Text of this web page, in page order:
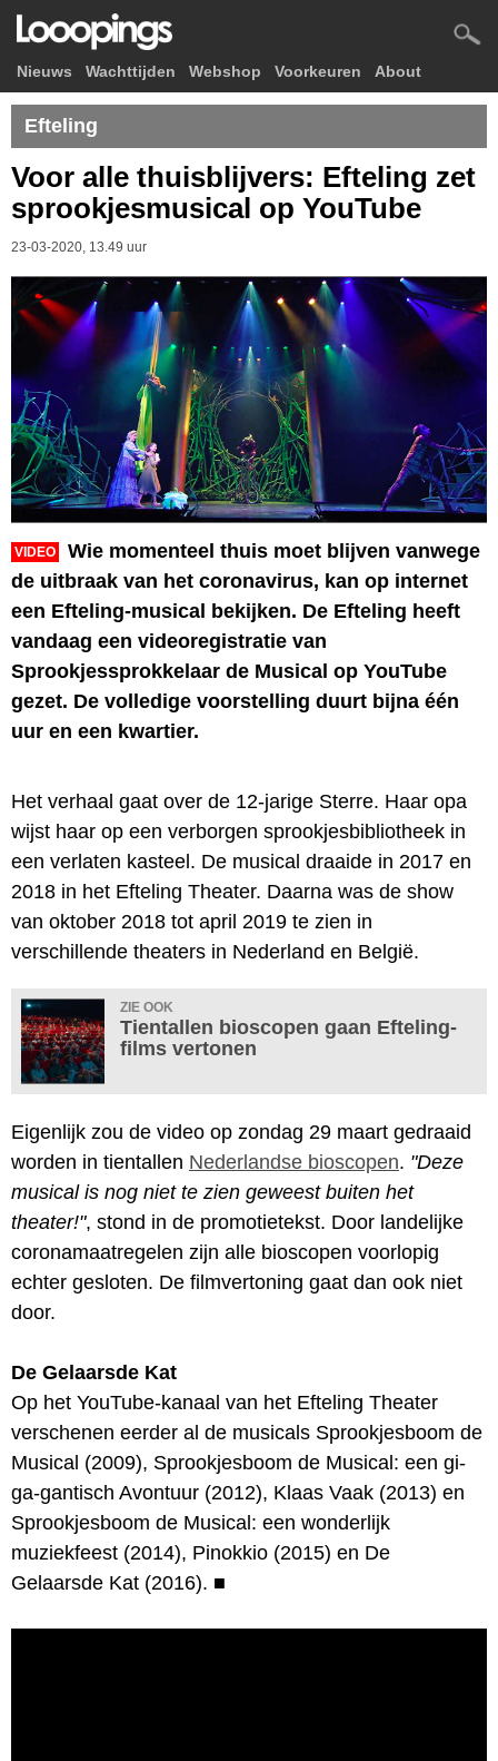
Nieuws Wachttijden Webshop Voorkeuren About
Efteling
Voor alle thuisblijvers: Efteling zet
sprookjesmusical op YouTube
23-03-2020, 13.49 uur
VIDEO
Wie momenteel thuis moet blijven vanwege
de uitbraak van het coronavirus, kan op internet
een Efteling-musical bekijken. De Efteling heeft
vandaag een videoregistratie van
Sprookjessprokkelaar de Musical op YouTube
gezet. De volledige voorstelling duurt bijna één
uur en een kwartier.
Het verhaal gaat over de 12-jarige Sterre. Haar opa
wijst haar op een verborgen sprookjesbibliotheek in
een verlaten kasteel. De musical draaide in 2017 en
2018 in het Efteling Theater. Daarna was de show
van oktober 2018 tot april 2019 te zien in
verschillende theaters in Nederland en België.
ZIE OOK
Tientallen bioscopen gaan Efteling-
films vertonen
Eigenlijk zou de video op zondag 29 maart gedraaid
worden in tientallen Nederlandse bioscopen. "Deze
musical is nog niet te zien geweest buiten het
theater!", stond in de promotietekst. Door landelijke
coronamaatregelen zijn alle bioscopen voorlopig
echter gesloten. De filmvertoning gaat dan ook niet
door.
De Gelaarsde Kat
Op het YouTube-kanaal van het Efteling Theater
verschenen eerder al de musicals Sprookjesboom de
Musical (2009), Sprookjesboom de Musical: een gi-
ga-gantisch Avontuur (2012), Klaas Vaak (2013) en
Sprookjesboom de Musical: een wonderlijk
muziekfeest (2014), Pinokkio (2015) en De
Gelaarsde Kat (2016). ■